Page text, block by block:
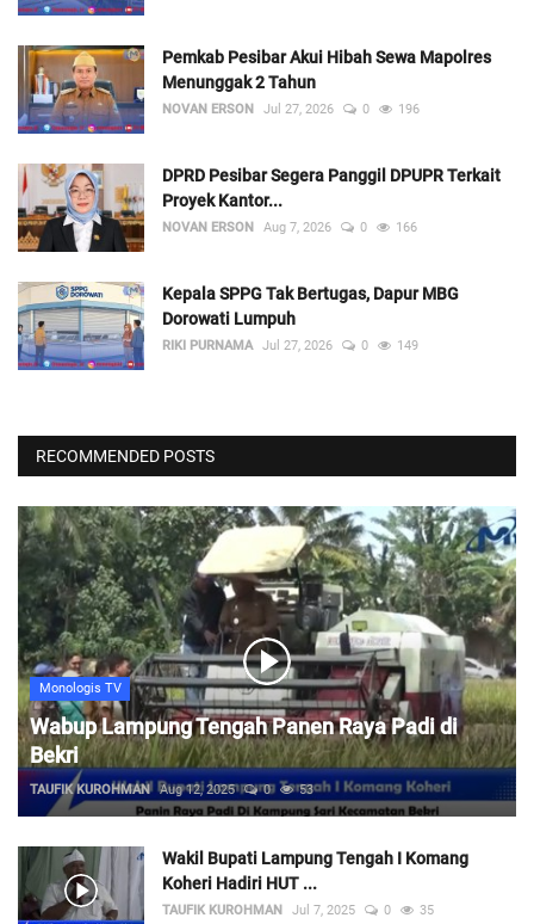
Pemkab Pesibar Akui Hibah Sewa Mapolres
Menunggak 2 Tahun
NOVAN ERSON Jul 27, 2026 0 196
DPRD Pesibar Segera Panggil DPUPR Terkait
Proyek Kantor...
NOVAN ERSON Aug 7, 2026 0 166
Kepala SPPG Tak Bertugas, Dapur MBG
Dorowati Lumpuh
RIKI PURNAMA Jul 27, 2026 0 149
RECOMMENDED POSTS
Monologis TV
Wabup Lampung Tengah Panen Raya Padi di
Bekri
TAUFIK KUROHMAN Aug 12, 2025 0 53
Wakil Bupati Lampung Tengah I Komang
Koheri Hadiri HUT ...
TAUFIK KUROHMAN Jul 7, 2025 0 35